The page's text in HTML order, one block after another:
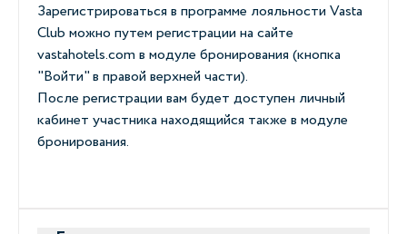
Зарегистрироваться в программе лояльности Vasta
Club можно путем регистрации на сайте
vastahotels.com в модуле бронирования (кнопка
"Войти" в правой верхней части).
После регистрации вам будет доступен личный
кабинет участника находящийся также в модуле
бронирования.